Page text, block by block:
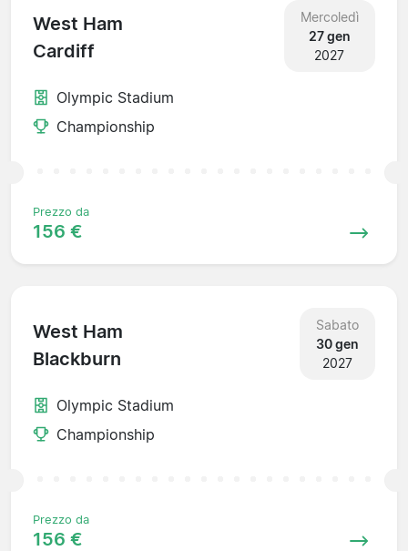
West Ham
Cardiff
Mercoledì
27 gen
2027
Olympic Stadium
Championship
Prezzo da
156 €
West Ham
Blackburn
Sabato
30 gen
2027
Olympic Stadium
Championship
Prezzo da
156 €